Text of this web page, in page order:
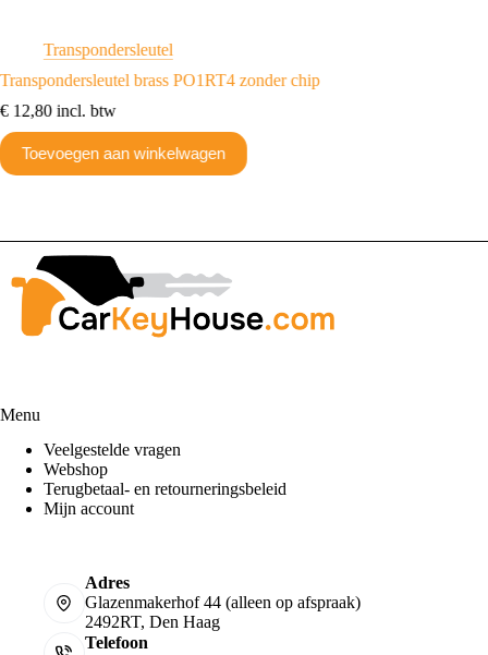
Transpondersleutel
Transpondersleutel brass PO1RT4 zonder chip
€ 12,80 incl. btw
Toevoegen aan winkelwagen
Menu
Veelgestelde vragen
Webshop
Terugbetaal- en retourneringsbeleid
Mijn account
Adres
Glazenmakerhof 44 (alleen op afspraak)
2492RT, Den Haag
Telefoon